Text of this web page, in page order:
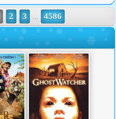
2 3 ... 4586